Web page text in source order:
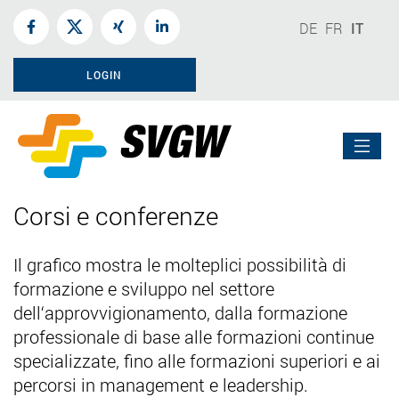
DE FR IT
LOGIN
Corsi e conferenze
Il grafico mostra le molteplici possibilità di
formazione e sviluppo nel settore
dell‘approvvigionamento, dalla formazione
professionale di base alle formazioni continue
specializzate, fino alle formazioni superiori e ai
percorsi in management e leadership.